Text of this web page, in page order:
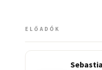
ELŐADÓK